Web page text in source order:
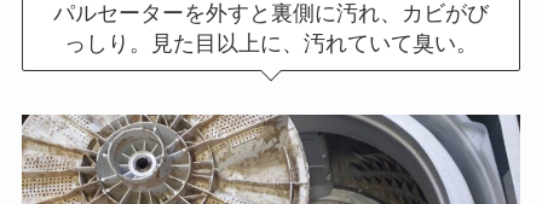
パルセーターを外すと裏側に汚れ、カビがび
っしり。見た目以上に、汚れていて臭い。